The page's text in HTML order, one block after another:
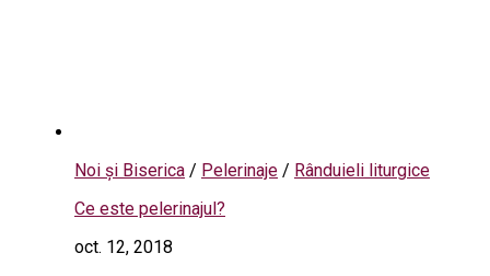
Noi și Biserica / Pelerinaje / Rânduieli liturgice
Ce este pelerinajul?
oct. 12, 2018